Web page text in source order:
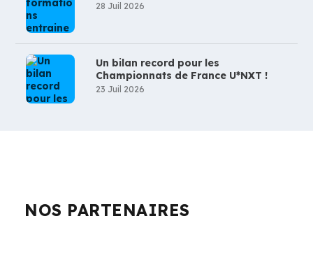
28 Juil 2026
Un bilan record pour les
Championnats de France U*NXT !
23 Juil 2026
NOS PARTENAIRES